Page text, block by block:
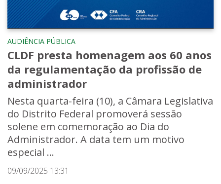
AUDIÊNCIA PÚBLICA
CLDF presta homenagem aos 60 anos
da regulamentação da profissão de
administrador
Nesta quarta-feira (10), a Câmara Legislativa
do Distrito Federal promoverá sessão
solene em comemoração ao Dia do
Administrador. A data tem um motivo
especial ...
09/09/2025 13:31